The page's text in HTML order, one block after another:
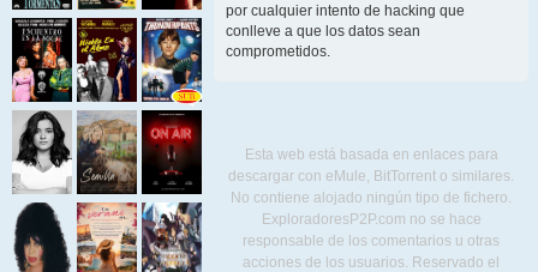
por cualquier intento de hacking que
conlleve a que los datos sean
comprometidos.
Esta web está basada en enlaces para
descargar con eMule, BitTorrent o similares.
No contiene alojado ningún tipo de fichero.
ExploradoresP2P.com no se hace
responsable de los comentarios u otras
acciones de los usuarios. Reservado el